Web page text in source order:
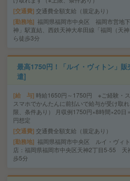
交通費 交通費全額支給（規定あり）
勤務地 福岡県福岡市中央区 福岡市営地
神」駅直結、西鉄天神大牟田線「福岡（天
ら徒歩3分
最高1750円！「ルイ・ヴィトン」
遣]
給 与 時給1650円～1750円 ※ご経験・
スマホでかんたんに前払いで給与が受け取
限、条件あり） 月収例1750円×8時間×20日
円想定
交通費 交通費全額支給（規定あり）
勤務地 福岡県福岡市中央区 ルイ・ヴィ
店：福岡県福岡市中央区天神2丁目5-55 天
歩5分